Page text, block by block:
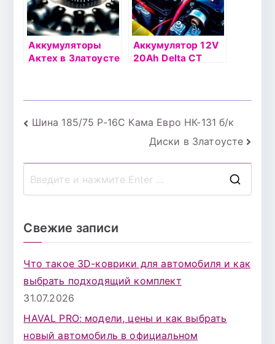
Аккумуляторы
Актех в Златоусте
Аккумулятор 12V
20Ah Delta СТ
Навигация
записям
Шина 185/75 Р-16С Кама Евро НК-131 б/к
Диски в Златоусте
Свежие записи
Что такое 3D-коврики для автомобиля и как
выбрать подходящий комплект
31.07.2026
HAVAL PRO: модели, цены и как выбрать
новый автомобиль в официальном